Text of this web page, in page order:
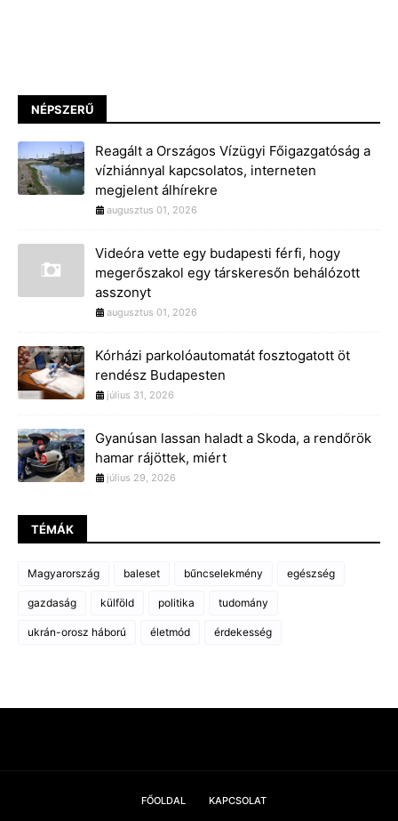
NÉPSZERŰ
Reagált a Országos Vízügyi Főigazgatóság a
vízhiánnyal kapcsolatos, interneten
megjelent álhírekre
augusztus 01, 2026
Videóra vette egy budapesti férfi, hogy
megerőszakol egy társkeresőn behálózott
asszonyt
augusztus 01, 2026
Kórházi parkolóautomatát fosztogatott öt
rendész Budapesten
július 31, 2026
Gyanúsan lassan haladt a Skoda, a rendőrök
hamar rájöttek, miért
július 29, 2026
TÉMÁK
Magyarország baleset bűncselekmény egészség
gazdaság külföld politika tudomány
ukrán-orosz háború életmód érdekesség
FŐOLDAL KAPCSOLAT